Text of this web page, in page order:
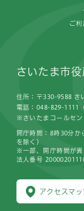
ご利
さいたま市役
住所：〒330-9588 さ
電話：048-829-1111
※さいたまコールセン
アクセスマッ
開庁時間：8時30分か
を除く）
※一部、開庁時間が異
法人番号